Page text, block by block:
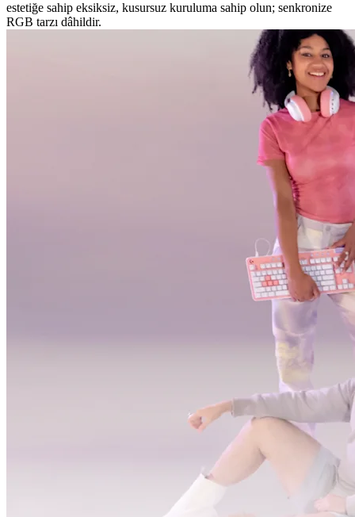
estetiğe sahip eksiksiz, kusursuz kuruluma sahip olun; senkronize
RGB tarzı dâhildir.